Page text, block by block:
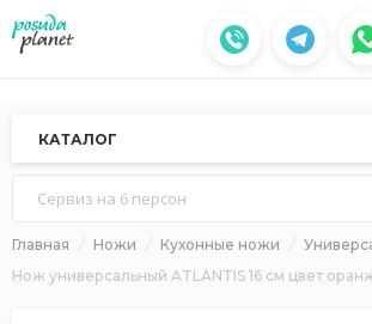
КАТАЛОГ
Сервиз на 6 персон
Главная Ножи Кухонные ножи
Нож универсальный ATLANTIS 16 см цвет